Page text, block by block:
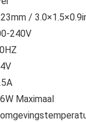
/
240V
Maximaal